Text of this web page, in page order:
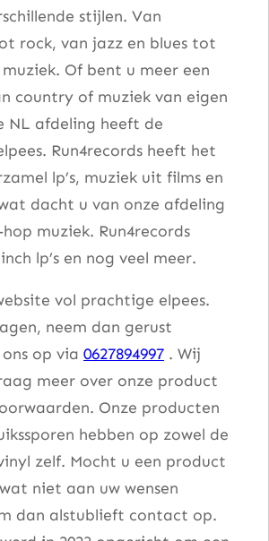
stijlen. Van
rock, van jazz en blues tot
muziek. Of bent u meer een
country of muziek van eigen
NL afdeling heeft de
Run4records heeft het
lp’s, muziek uit films en
dacht u van onze afdeling
muziek. Run4records
lp’s en nog veel meer.
vol prachtige elpees.
neem dan gerust
op via 0627894997 . Wij
meer over onze product
Onze producten
hebben op zowel de
zelf. Mocht u een product
niet aan uw wensen
dan alstublieft contact op.